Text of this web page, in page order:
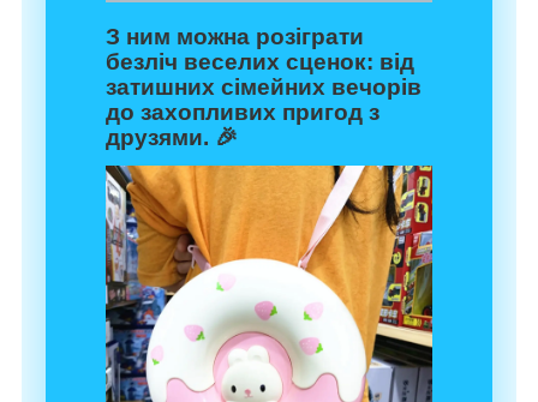
З ним можна розіграти
безліч веселих сценок: від
затишних сімейних вечорів
до захопливих пригод з
друзями. 🎉